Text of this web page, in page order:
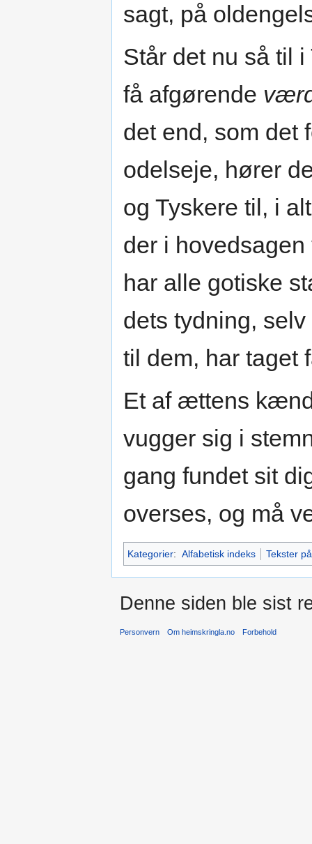
sagt, på
Står det nu så til
få afgørende
det end, som det
odelseje, hører
og Tyskere til, i
der i
har alle gotiske
dets tydning,
til dem, har taget
Et af ættens
vugger sig i
gang fundet sit
overses, og må
Kategorier: Alfabetisk indeks Tekster
Denne siden ble sist
Personvern Om heimskringla.no Forbehold